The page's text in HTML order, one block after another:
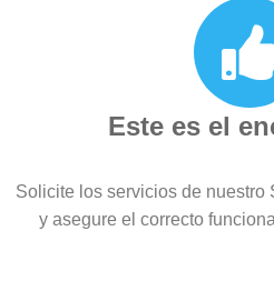
Este es el
Solicite los servicios de nuestro
y asegure el correcto